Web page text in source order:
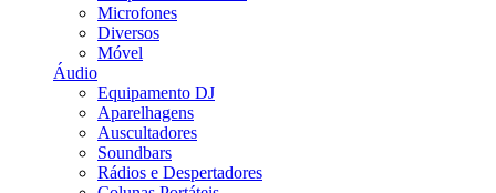
Microfones
Diversos
Móvel
Áudio
Equipamento DJ
Aparelhagens
Auscultadores
Soundbars
Rádios e Despertadores